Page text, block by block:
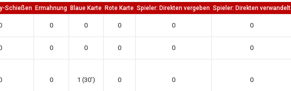
Schießen Ermahnung Blaue Karte Rote Karte Spieler: Direkten vergeben Spieler: Direkten verwandelt
0 0 0 0 0
0 0 0 0 0
0 1 (30') 0 0 0